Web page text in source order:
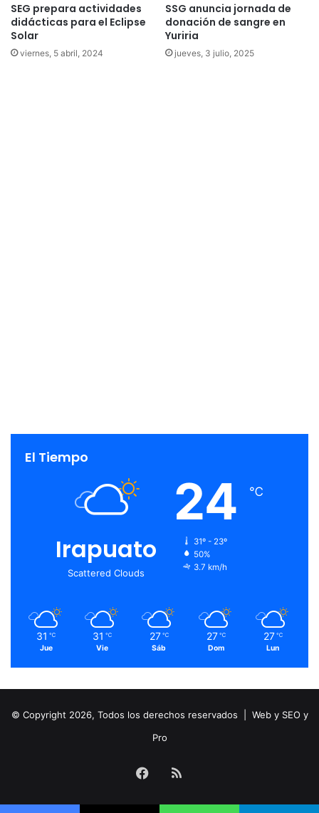
SEG prepara actividades
didácticas para el Eclipse
Solar
viernes, 5 abril, 2024
SSG anuncia jornada de
donación de sangre en
Yuriria
jueves, 3 julio, 2025
El Tiempo
Irapuato
Scattered Clouds
24 ℃
31º - 23º
50%
3.7 km/h
31 ℃
Jue
31 ℃
Vie
27 ℃
Sáb
27 ℃
Dom
27 ℃
Lun
© Copyright 2026, Todos los derechos reservados | Web y SEO y
Pro
Facebook